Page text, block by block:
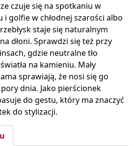
czuje się na spotkaniu w
i golfie w chłodnej szarości albo
staje się naturalnym
dłoni. Sprawdzi się też przy
gdzie neutralne tło
na kamieniu. Mały
sprawiają, że nosi się go
dnia. Jako pierścionek
do gestu, który ma znaczyć
do stylizacji.